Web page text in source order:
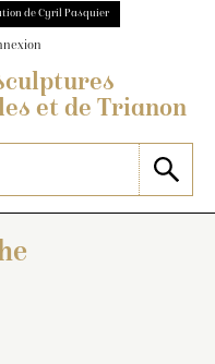
de Cyril Pasquier
et de Trianon